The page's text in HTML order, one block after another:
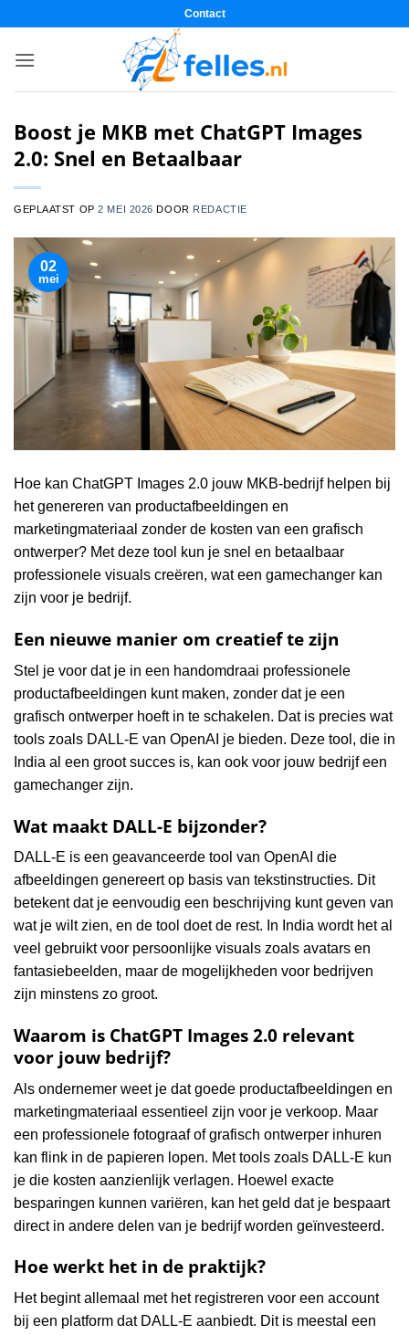
inhoud
Contact
Boost je MKB met ChatGPT Images
2.0: Snel en Betaalbaar
GEPLAATST OP2 MEI 2026 DOOR REDACTIE
02
mei
Hoe kan ChatGPT Images 2.0 jouw MKB-bedrijf helpen bij
het genereren van productafbeeldingen en
marketingmateriaal zonder de kosten van een grafisch
ontwerper? Met deze tool kun je snel en betaalbaar
professionele visuals creëren, wat een gamechanger kan
zijn voor je bedrijf.
Een nieuwe manier om creatief te zijn
Stel je voor dat je in een handomdraai professionele
productafbeeldingen kunt maken, zonder dat je een
grafisch ontwerper hoeft in te schakelen. Dat is precies wat
tools zoals DALL-E van OpenAI je bieden. Deze tool, die in
India al een groot succes is, kan ook voor jouw bedrijf een
gamechanger zijn.
Wat maakt DALL-E bijzonder?
DALL-E is een geavanceerde tool van OpenAI die
afbeeldingen genereert op basis van tekstinstructies. Dit
betekent dat je eenvoudig een beschrijving kunt geven van
wat je wilt zien, en de tool doet de rest. In India wordt het al
veel gebruikt voor persoonlijke visuals zoals avatars en
fantasiebeelden, maar de mogelijkheden voor bedrijven
zijn minstens zo groot.
Waarom is ChatGPT Images 2.0 relevant
voor jouw bedrijf?
Als ondernemer weet je dat goede productafbeeldingen en
marketingmateriaal essentieel zijn voor je verkoop. Maar
een professionele fotograaf of grafisch ontwerper inhuren
kan flink in de papieren lopen. Met tools zoals DALL-E kun
je die kosten aanzienlijk verlagen. Hoewel exacte
besparingen kunnen variëren, kan het geld dat je bespaart
direct in andere delen van je bedrijf worden geïnvesteerd.
Hoe werkt het in de praktijk?
Het begint allemaal met het registreren voor een account
bij een platform dat DALL-E aanbiedt. Dit is meestal een